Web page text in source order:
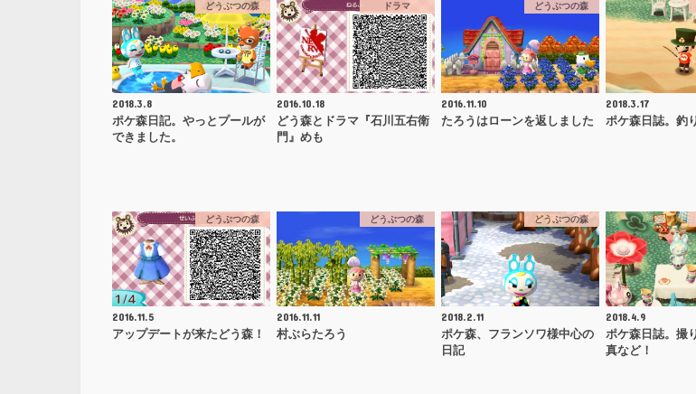
どうぶつの森
2018.3.8
ポケ森日記。やっとプールが
できました。
ドラマ
2016.10.18
どう森とドラマ『石川五右衛
門』めも
どうぶつの森
2016.11.10
たろうはローンを返しました
2018.3.17
ポケ森日誌。釣
どうぶつの森
2016.11.5
アップデートが来たどう森！
どうぶつの森
2016.11.11
村ぶらたろう
どうぶつの森
2018.2.11
ポケ森、フランソワ様中心の
日記
2018.4.9
ポケ森日誌。撮
真など！